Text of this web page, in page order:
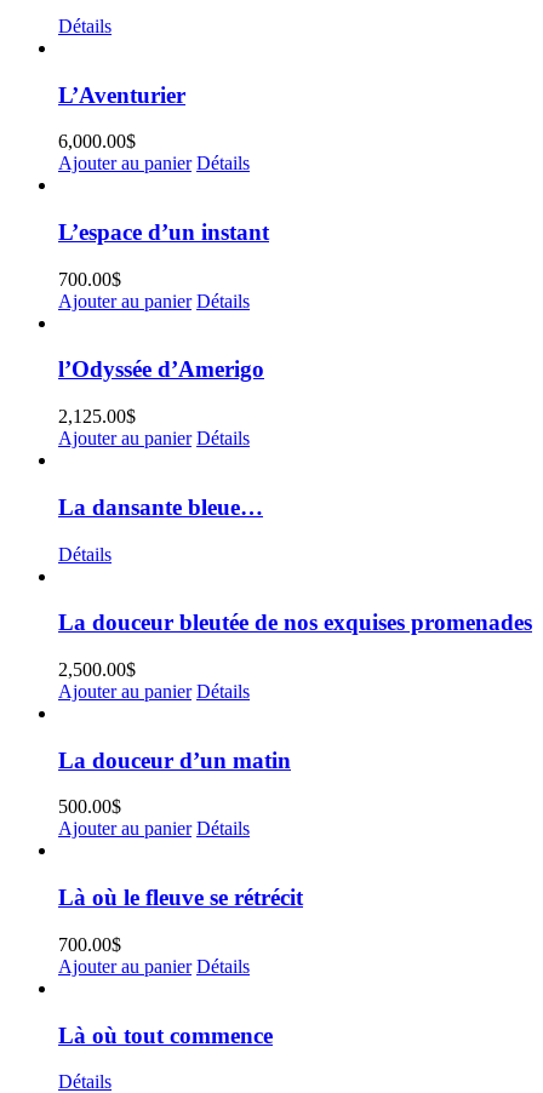
Détails
L’Aventurier
6,000.00$
Ajouter au panier Détails
L’espace d’un instant
700.00$
Ajouter au panier Détails
l’Odyssée d’Amerigo
2,125.00$
Ajouter au panier Détails
La dansante bleue…
Détails
La douceur bleutée de nos exquises promenades
2,500.00$
Ajouter au panier Détails
La douceur d’un matin
500.00$
Ajouter au panier Détails
Là où le fleuve se rétrécit
700.00$
Ajouter au panier Détails
Là où tout commence
Détails